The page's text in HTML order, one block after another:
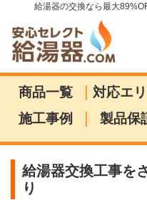
給湯器の交換なら最大
商品一覧 | 対応エ
施工事例
| 製品保
給湯器交換工事を
り